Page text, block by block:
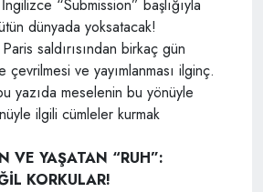
“Submission” başlığıyla
dünyada yoksatacak!
saldırısından birkaç gün
ve yayımlanması ilginç.
yazıda meselenin bu yönüyle
ilgili cümleler kurmak
VE YAŞATAN “RUH”:
KORKULAR!